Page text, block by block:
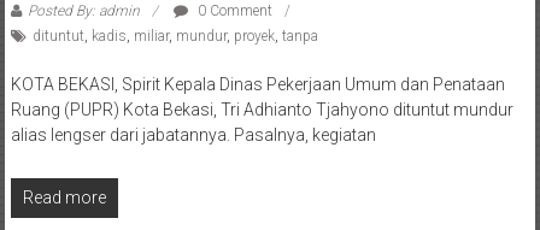
Posted By: admin
0 Comment
dituntut kadis miliar, mundur, proyek, tanpa
KOTA BEKASI, Spirit Kepala Dinas Pekerjaan Umum dan Penataan
Ruang (PUPR) Kota Bekasi, Tri Adhianto Tjahyono dituntut mundur
alias lengser dari jabatannya. Pasalnya, kegiatan
Read more